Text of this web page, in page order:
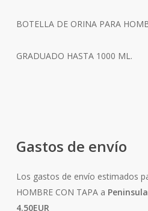
BOTELLA DE ORINA PARA
GRADUADO HASTA 1000 ML.
Gastos de envío
Los gastos de envío estimados
HOMBRE CON TAPA a
4.50EUR